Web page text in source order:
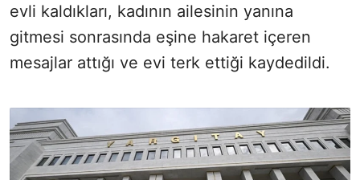
evli kaldıkları, kadının ailesinin yanına
gitmesi sonrasında eşine hakaret içeren
mesajlar attığı ve evi terk ettiği kaydedildi.